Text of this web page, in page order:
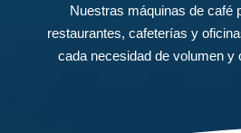
Nuestras máquinas de café
restaurantes, cafeterías y
cada necesidad de volumen y